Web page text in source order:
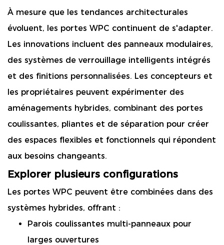
À mesure que les tendances architecturales
évoluent, les portes WPC continuent de s'adapter.
Les innovations incluent des panneaux modulaires,
des systèmes de verrouillage intelligents intégrés
et des finitions personnalisées. Les concepteurs et
les propriétaires peuvent expérimenter des
aménagements hybrides, combinant des portes
coulissantes, pliantes et de séparation pour créer
des espaces flexibles et fonctionnels qui répondent
aux besoins changeants.
Explorer plusieurs configurations
Les portes WPC peuvent être combinées dans des
systèmes hybrides, offrant :
Parois coulissantes multi-panneaux pour
larges ouvertures